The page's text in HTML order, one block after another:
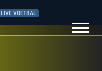
LIVE VOETBAL